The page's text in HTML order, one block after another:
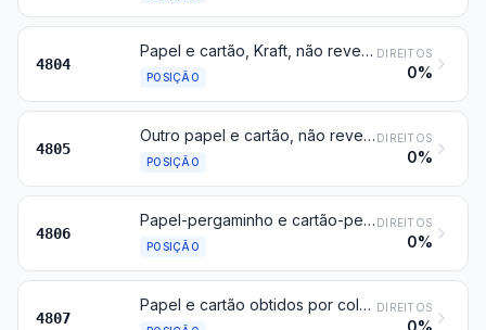
4804
Papel e cartão, Kraft, não revestidos, em rolos ou em folhas, exceto os das posições 4802 e 4803
POSIÇÃO
DIREITOS
0%
4805
Outro papel e cartão, não revestidos, em rolos ou em folhas, não tendo sofrido trabalho complementar nem tratamentos, exceto os especificados na Nota 3 do presente Capítulo
POSIÇÃO
DIREITOS
0%
4806
Papel-pergaminho e cartão-pergaminho (sulfurizados), papel impermeável a gorduras, papel vegetal, papel cristal e outro papel calandrado transparente ou translúcido, em rolos ou em folhas
POSIÇÃO
DIREITOS
0%
4807
Papel e cartão obtidos por colagem de folhas sobrepostas, não revestidos na superfície nem impregnados, mesmo reforçados interiormente, em rolos ou em folhas DIREITOS
0%